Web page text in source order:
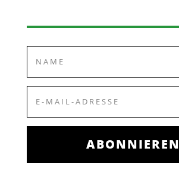
ABONNIEREN